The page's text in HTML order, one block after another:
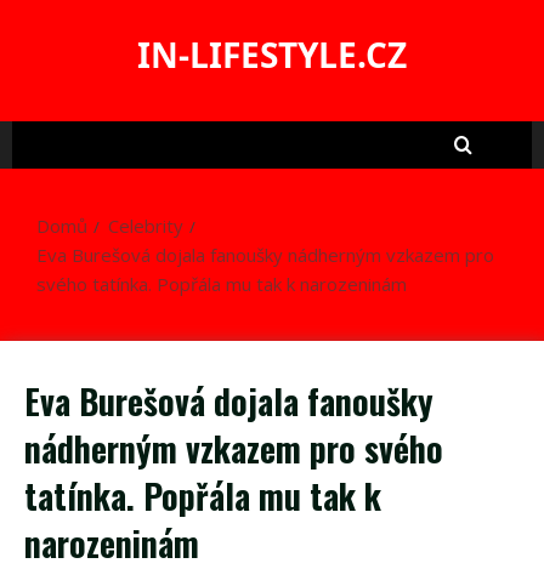
IN-LIFESTYLE.CZ
Domů
Celebrity
Eva Burešová dojala fanoušky nádherným vzkazem pro
svého tatínka. Popřála mu tak k narozeninám
Eva Burešová dojala fanoušky
nádherným vzkazem pro svého
tatínka. Popřála mu tak k
narozeninám